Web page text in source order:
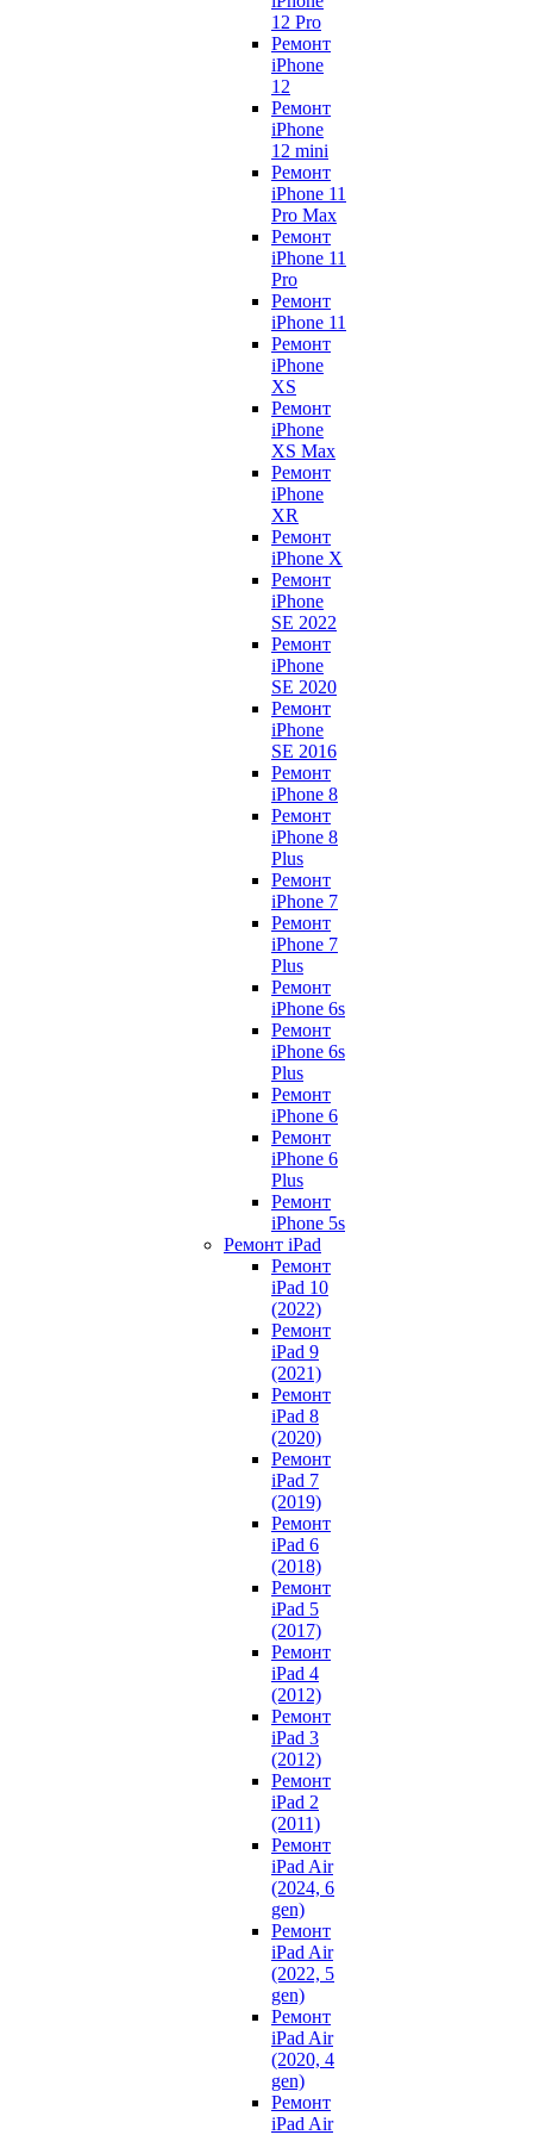
12 Pro
Ремонт
iPhone
12
Ремонт
iPhone
12 mini
Ремонт
iPhone 11
Pro Max
Ремонт
iPhone 11
Pro
Ремонт
iPhone 11
Ремонт
iPhone
XS
Ремонт
iPhone
XS Max
Ремонт
iPhone
XR
Ремонт
iPhone X
Ремонт
iPhone
SE 2022
Ремонт
iPhone
SE 2020
Ремонт
iPhone
SE 2016
Ремонт
iPhone 8
Ремонт
iPhone 8
Plus
Ремонт
iPhone 7
Ремонт
iPhone 7
Plus
Ремонт
iPhone 6s
Ремонт
iPhone 6s
Plus
Ремонт
iPhone 6
Ремонт
iPhone 6
Plus
Ремонт
iPhone 5s
Ремонт iPad
Ремонт
iPad 10
(2022)
Ремонт
iPad 9
(2021)
Ремонт
iPad 8
(2020)
Ремонт
iPad 7
(2019)
Ремонт
iPad 6
(2018)
Ремонт
iPad 5
(2017)
Ремонт
iPad 4
(2012)
Ремонт
iPad 3
(2012)
Ремонт
iPad 2
(2011)
Ремонт
iPad Air
(2024, 6
gen)
Ремонт
iPad Air
(2022, 5
gen)
Ремонт
iPad Air
(2020, 4
gen)
Ремонт
iPad Air